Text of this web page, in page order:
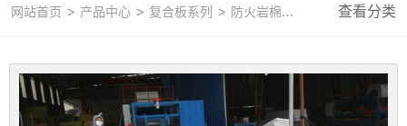
网站首页 > 产品中心 > 复合板系列 > 防火岩棉复合板 查看分类